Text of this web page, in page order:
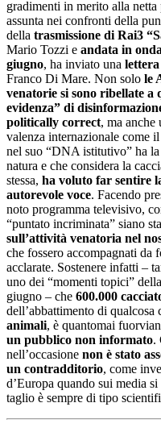
gradimenti in merito alla netta
assunta nei confronti della
della trasmissione di Rai3
Mario Tozzi e andata in
giugno, ha inviato una lettera
Franco Di Mare. Non solo le
venatorie si sono ribellate a
evidenza” di
politically correct, ma anche
valenza internazionale come
nel suo “DNA istitutivo” ha
natura e che considera la
stessa, ha voluto far sentire
autorevole voce. Facendo
noto programma televisivo,
“puntato incriminata” siano
sull’attività venatoria nel
che fossero accompagnati da
acclarate. Sostenere infatti –
uno dei “momenti topici”
giugno – che 600.000
dell’abbattimento di qualcosa
animali, è quantomai
un pubblico non informato.
nell’occasione non è stato
un contradditorio, come
d’Europa quando sui media
taglio è sempre di tipo